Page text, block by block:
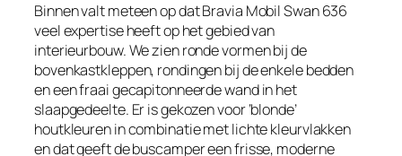
Binnen valt meteen op dat Bravia Mobil Swan 636
veel expertise heeft op het gebied van
interieurbouw. We zien ronde vormen bij de
bovenkastkleppen, rondingen bij de enkele bedden
en een fraai gecapitonneerde wand in het
slaapgedeelte. Er is gekozen voor ‘blonde’
houtkleuren in combinatie met lichte kleurvlakken
en dat geeft de buscamper een frisse, moderne